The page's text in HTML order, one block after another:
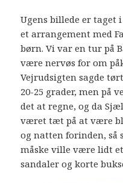
Ugens billede er taget
et arrangement med
børn. Vi var en tur på
være nervøs for om
Vejrudsigten sagde
20-25 grader, men på
det at regne, og da
været tæt på at være
og natten forinden, så
måske ville være lidt
sandaler og korte